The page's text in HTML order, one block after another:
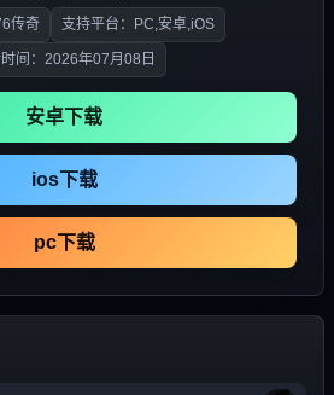
传奇 支持平台：PC,安卓,iOS
时间：2026年07月08日
安卓下载
ios下载
pc下载